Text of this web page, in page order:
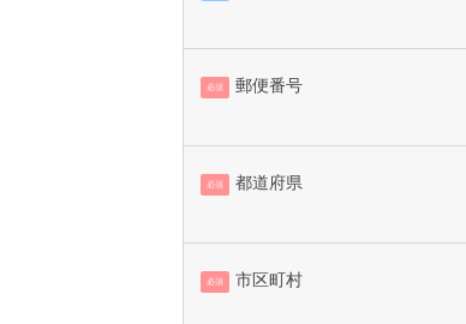
必須 郵便番号
必須 都道府県
必須 市区町村